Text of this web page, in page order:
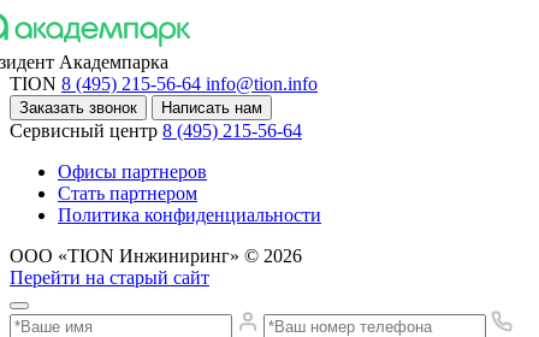
Академпарка
TION 8 (495) 215-56-64 info@tion.info
Заказать звонок Написать нам
Сервисный центр 8 (495) 215-56-64
Офисы партнеров
Стать партнером
Политика конфиденциальности
ООО «TION Инжиниринг» © 2026
Перейти на старый сайт